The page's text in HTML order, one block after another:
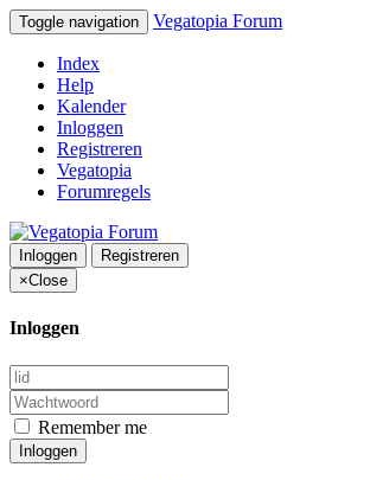
Toggle navigation Vegatopia Forum
Index
Help
Kalender
Inloggen
Registreren
Vegatopia
Forumregels
Inloggen
Registreren
×Close
Inloggen
Remember me
Inloggen